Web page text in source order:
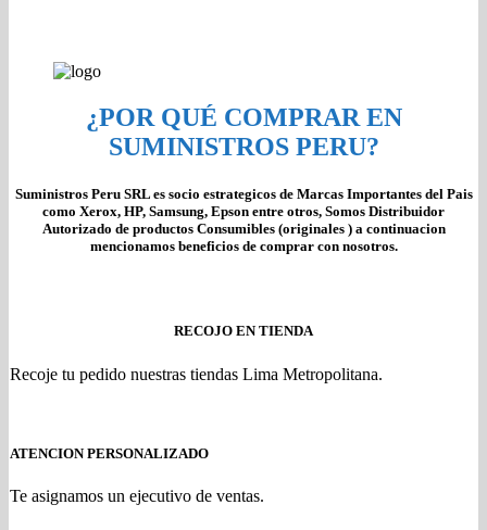
¿POR QUÉ COMPRAR EN
SUMINISTROS PERU?
Suministros Peru SRL es socio estrategicos de Marcas Importantes del Pais
como Xerox, HP, Samsung, Epson entre otros, Somos Distribuidor
Autorizado de productos Consumibles (originales ) a continuacion
mencionamos beneficios de comprar con nosotros.
RECOJO EN TIENDA
Recoje tu pedido nuestras tiendas Lima Metropolitana.
ATENCION PERSONALIZADO
Te asignamos un ejecutivo de ventas.